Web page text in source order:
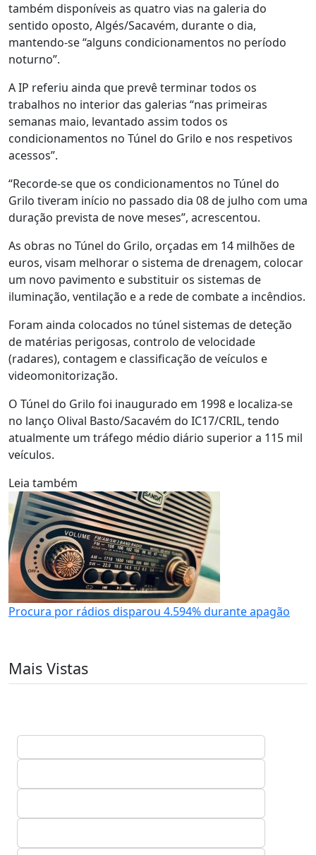
também disponíveis as quatro vias na galeria do
sentido oposto, Algés/Sacavém, durante o dia,
mantendo-se “alguns condicionamentos no período
noturno”.
A IP referiu ainda que prevê terminar todos os
trabalhos no interior das galerias “nas primeiras
semanas maio, levantado assim todos os
condicionamentos no Túnel do Grilo e nos respetivos
acessos”.
“Recorde-se que os condicionamentos no Túnel do
Grilo tiveram início no passado dia 08 de julho com uma
duração prevista de nove meses”, acrescentou.
As obras no Túnel do Grilo, orçadas em 14 milhões de
euros, visam melhorar o sistema de drenagem, colocar
um novo pavimento e substituir os sistemas de
iluminação, ventilação e a rede de combate a incêndios.
Foram ainda colocados no túnel sistemas de deteção
de matérias perigosas, controlo de velocidade
(radares), contagem e classificação de veículos e
videomonitorização.
O Túnel do Grilo foi inaugurado em 1998 e localiza-se
no lanço Olival Basto/Sacavém do IC17/CRIL, tendo
atualmente um tráfego médio diário superior a 115 mil
veículos.
Leia também
Procura por rádios disparou 4.594% durante apagão
Mais Vistas